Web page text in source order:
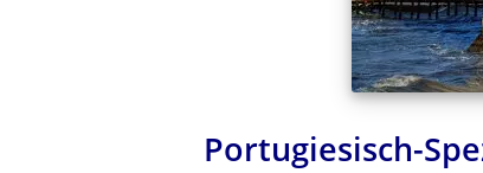
Portugiesisch-